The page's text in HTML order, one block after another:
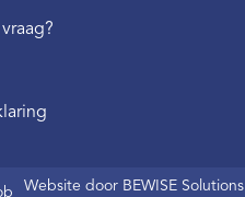
Website door BEWISE Solutions